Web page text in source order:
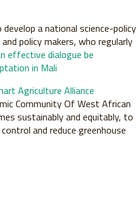
develop a national science-policy
policy makers, who regularly
effective dialogue be
in Mali
Agriculture Alliance
Community Of West African
sustainably and equitably, to
and reduce greenhouse